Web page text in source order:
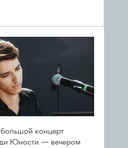
концерт
Юности — вечером